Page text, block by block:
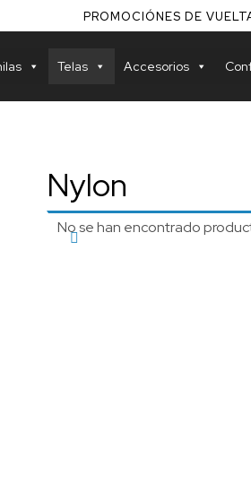
PROMOCIÓNES DE
Telas Accesorios
Nylon
No se han encontrado